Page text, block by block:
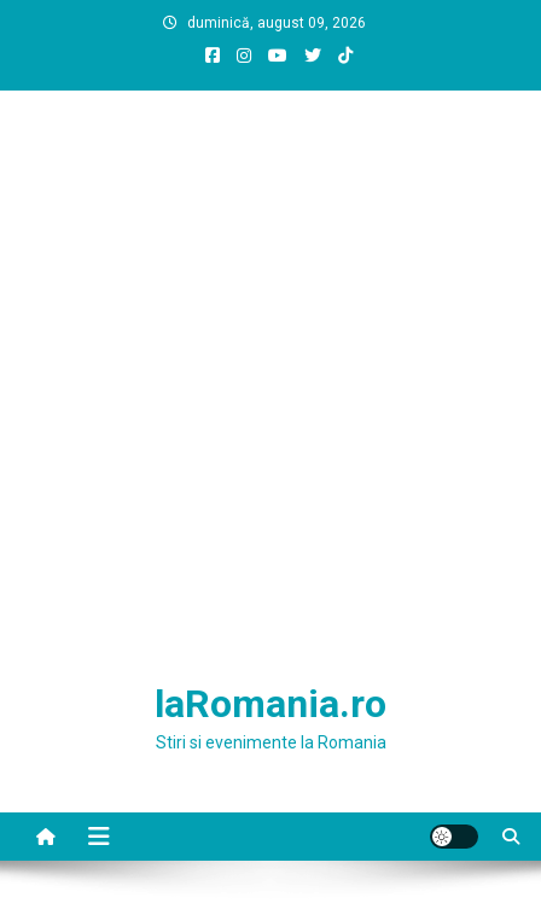
duminică, august 09, 2026
laRomania.ro
Stiri si evenimente la Romania